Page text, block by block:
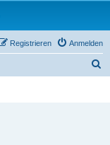
Anmelden
Registrieren